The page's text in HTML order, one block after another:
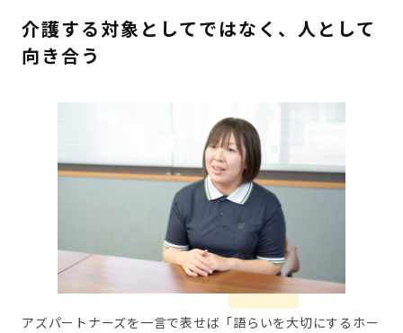
介護する対象としてではなく、人として
向き合う
アズパートナーズを一言で表せば「語らいを大切にするホー